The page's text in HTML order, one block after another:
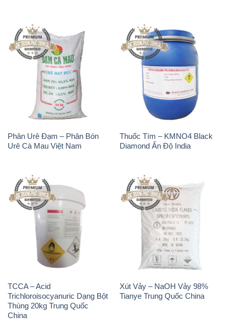
Phân Urê Đạm – Phân Bón
Urê Cà Mau Việt Nam
Thuốc Tím – KMNO4 Black
Diamond Ấn Độ India
TCCA – Acid
Trichloroisocyanuric Dạng Bột
Thùng 20kg Trung Quốc
China
Xút Vảy – NaOH Vảy 98%
Tianye Trung Quốc China